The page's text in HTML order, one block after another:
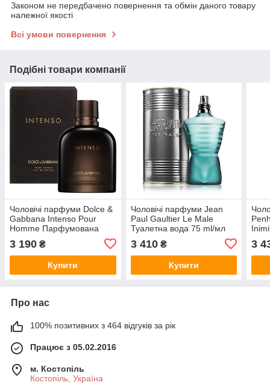
Законом не передбачено повернення та обмін даного товару
належної якості
Всі умови повернення
Подібні товари компанії
Чоловічі парфуми Dolce &
Gabbana Intenso Pour
Homme Парфумована
3 190 ₴
Купити
Чоловічі парфуми Jean
Paul Gaultier Le Male
Туалетна вода 75 ml/мл
3 410₴
Купити
3
Про нас
100% позитивних з 464 відгуків за рік
Працює з 05.02.2016
м. Костопіль
Костопіль, Україна